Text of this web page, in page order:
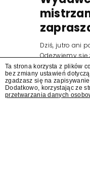
Dziś, jutro ani
Odezwiemy
Wydawcy
zapraszania
Ta strona korzysta z plików
bez zmiany ustawień
zgadzasz się na
Dodatkowo, korzystając ze
przetwarzania danych